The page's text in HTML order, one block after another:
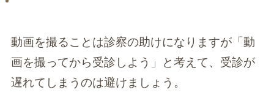
動画を撮ることは診察の助けになりますが「動
画を撮ってから受診しよう」と考えて、受診が
遅れてしまうのは避けましょう。